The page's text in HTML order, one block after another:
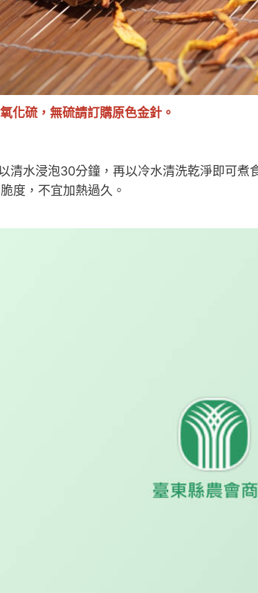
化硫，無硫請訂購原色金針。
清水浸泡30分鐘，再以冷水清洗乾淨即可煮
度，不宜加熱過久。